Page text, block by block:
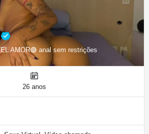
AMOR🟢 anal sem restrições
26 anos